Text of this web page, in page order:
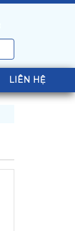
LIÊN HỆ